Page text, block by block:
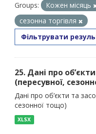
Groups:
Кожен місяць
сезонна торгівля
Фільтрувати
25. Дані про
(пересувної,
Дані про об’єкти та
сезонної тощо)
XLSX